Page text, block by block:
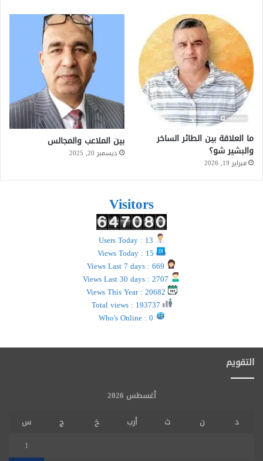
ما العلاقة بين الطائر الساخر
والبشير شو؟
فبراير 19, 2026
بين الملاعب والمجالس
ديسمبر 20, 2025
Visitors
التقويم
أغسطس 2026
د
ن ث أرب خ ج
س
1